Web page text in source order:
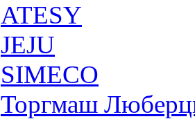
ATESY
JEJU
SIMECO
Торгмаш